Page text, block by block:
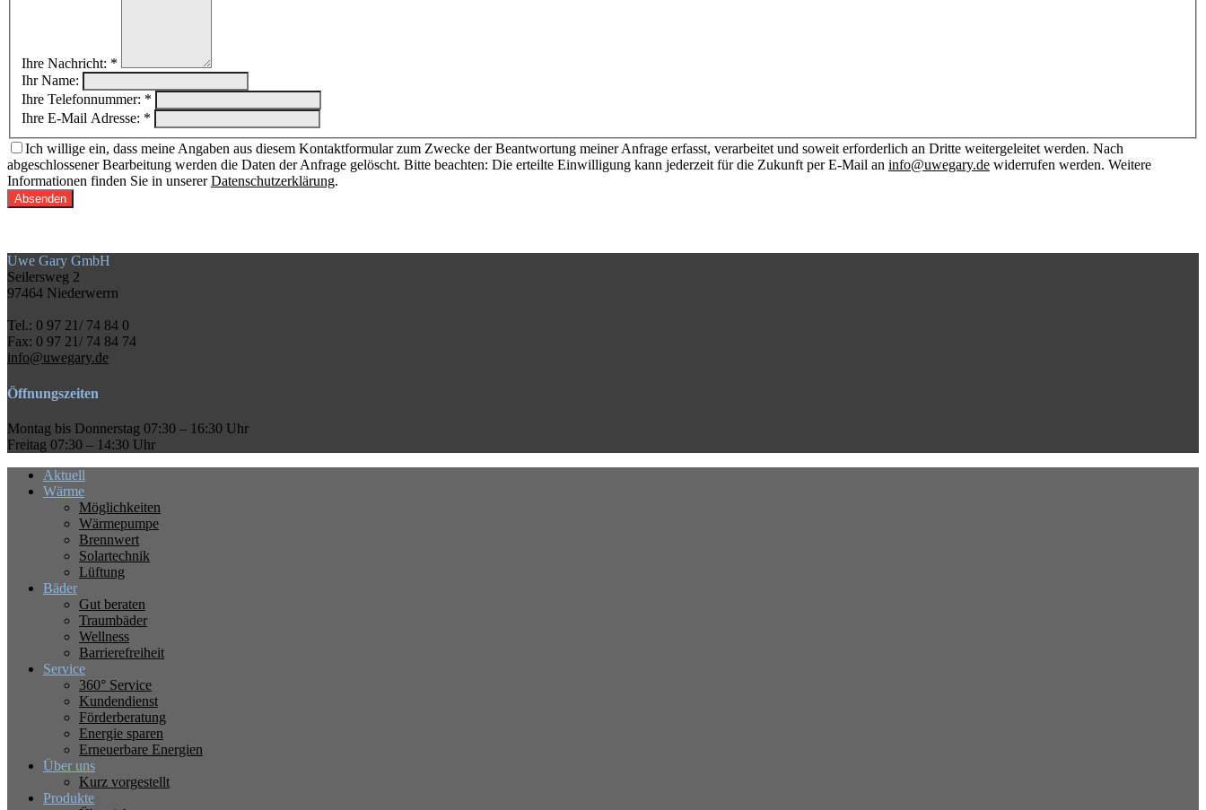
Ihre Nachricht: *
Ihr Name:
Ihre Telefonnummer: *
Ihre E-Mail Adresse: *
Ich willige ein, dass meine Angaben aus diesem Kontaktformular zum Zwecke der Beantwortung meiner Anfrage erfasst, verarbeitet und soweit erforderlich an Dritte weitergeleitet werden. Nach
abgeschlossener Bearbeitung werden die Daten der Anfrage gelöscht. Bitte beachten: Die erteilte Einwilligung kann jederzeit für die Zukunft per E-Mail an info@uwegary.de widerrufen werden. Weitere
Informationen finden Sie in unsererDatenschutzerklärung.
Uwe Gary GmbH
Seilersweg 2
97464 Niederwerrn
Tel.: 0 97 21/ 74 84 0
Fax: 0 97 21/ 74 84 74
info@uwegary.de
Öffnungszeiten
Montag bis Donnerstag 07:30 – 16:30 Uhr
Freitag 07:30 – 14:30 Uhr
Aktuell
Wärme
Möglichkeiten
Wärmepumpe
Brennwert
Solartechnik
Lüftung
Bäder
Gut beraten
Traumbäder
Wellness
Barrierefreiheit
Service
360° Service
Kundendienst
Förderberatung
Energie sparen
Erneuerbare Energien
Über uns
Kurz vorgestellt
Produkte